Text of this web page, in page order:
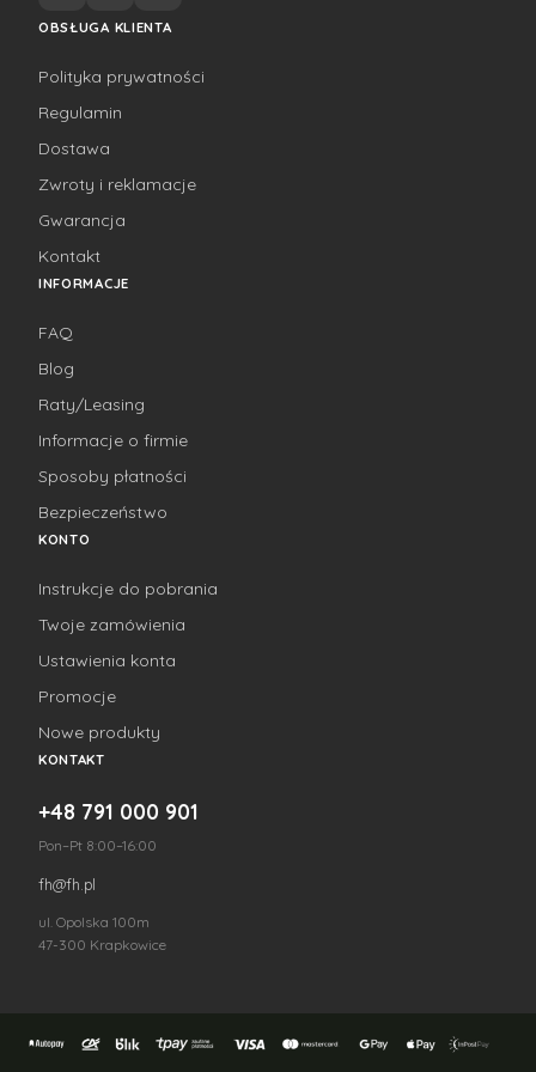
OBSŁUGA KLIENTA
Polityka prywatności
Regulamin
Dostawa
Zwroty i reklamacje
Gwarancja
Kontakt
INFORMACJE
FAQ
Blog
Raty/Leasing
Informacje o firmie
Sposoby płatności
Bezpieczeństwo
KONTO
Instrukcje do pobrania
Twoje zamówienia
Ustawienia konta
Promocje
Nowe produkty
KONTAKT
+48 791 000 901
Pon–Pt 8:00–16:00
fh@fh.pl
ul. Opolska 100m
47-300 Krapkowice